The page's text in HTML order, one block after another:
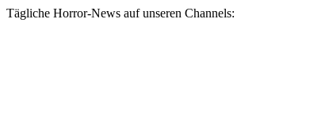
Tägliche Horror-News auf unseren Channels: